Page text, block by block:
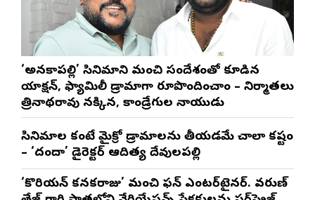
‘అనకాపల్లి’ సినిమాని మంచి సందేశంతో కూడిన
యాక్షన్, ఫ్యామిలీ డ్రామాగా రూపొందించాం – నిర్మాతలు
త్రినాథరావు నక్కిన, కాండ్రేగుల నాయుడు
సినిమాల కంటే మైక్రో డ్రామాలను తీయడమే చాలా కష్టం
– ‘దందా’ డైరెక్ట‌ర్ ఆదిత్య దేవులపల్లి
‘కొరియన్ కనకరాజు’ మంచి ఫన్ ఎంటర్‌టైనర్. వరుణ్